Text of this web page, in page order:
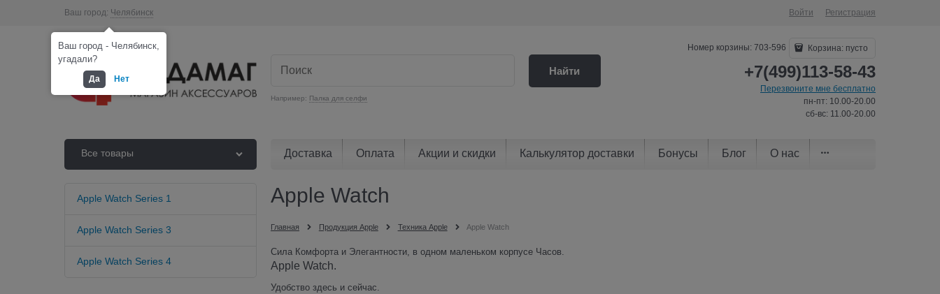
Ваш город: Челябинск Войти Регистрация
Например: Палка для селфи
Найти
Номер корзины: 703-596 Корзина: пусто
+7(499)113-58-43
Перезвоните мне бесплатно
пн-пт: 10.00-20.00
сб-вс: 11.00-20.00
Все товары Доставка Оплата Акции и скидки Калькулятор доставки Бонусы Блог О нас
Apple Watch Series 1
Apple Watch Series 3
Apple Watch Series 4
Apple Watch
Главная Продукция Apple Техника Apple Apple Watch
Сила Комфорта и Элегантности, в одном маленьком корпусе Часов.
Apple Watch.
Удобство здесь и сейчас.
Ваш город - Челябинск,
угадали?
Да Нет